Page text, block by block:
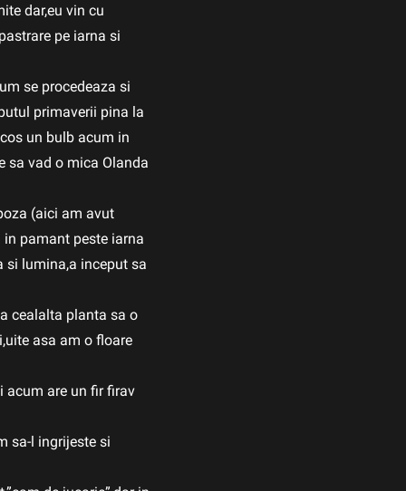
dar,eu vin cu
pe iarna si
se procedeaza si
primaverii pina la
un bulb acum in
sa vad o mica Olanda
(aici am avut
pamant peste iarna
si lumina,a inceput sa
cealalta planta sa o
asa am o floare
acum are un fir firav
sa-l ingrijeste si